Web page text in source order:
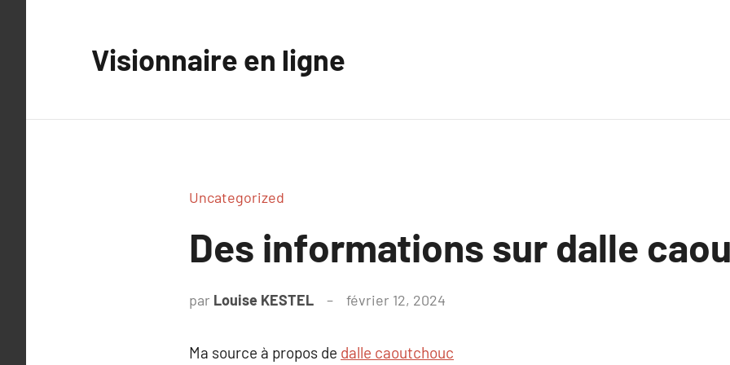
Visionnaire en ligne
Uncategorized
Des informations sur dalle
par Louise KESTEL février 12, 2024
Ma source à propos de dalle caoutchouc